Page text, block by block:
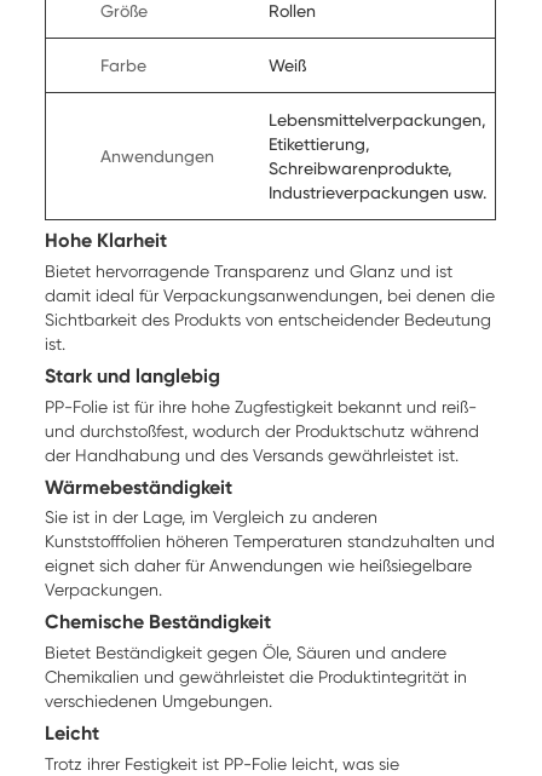
Größe Rollen
Farbe Weiß
Anwendungen
Lebensmittelverpackungen,
Etikettierung,
Schreibwarenprodukte,
Industrieverpackungen usw.
Hohe Klarheit
Bietet hervorragende Transparenz und Glanz und ist
damit ideal für Verpackungsanwendungen, bei denen die
Sichtbarkeit des Produkts von entscheidender Bedeutung
ist.
Stark und langlebig
PP-Folie ist für ihre hohe Zugfestigkeit bekannt und reiß-
und durchstoßfest, wodurch der Produktschutz während
der Handhabung und des Versands gewährleistet ist.
Wärmebeständigkeit
Sie ist in der Lage, im Vergleich zu anderen
Kunststofffolien höheren Temperaturen standzuhalten und
eignet sich daher für Anwendungen wie heißsiegelbare
Verpackungen.
Chemische Beständigkeit
Bietet Beständigkeit gegen Öle, Säuren und andere
Chemikalien und gewährleistet die Produktintegrität in
verschiedenen Umgebungen.
Leicht
Trotz ihrer Festigkeit ist PP-Folie leicht, was sie